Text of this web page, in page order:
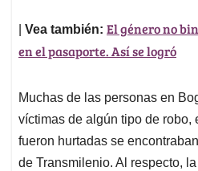
Vea también: El género no
en el pasaporte. Así se logró
Muchas de las personas en
víctimas de algún tipo de robo,
fueron hurtadas se
de Transmilenio. Al respecto,